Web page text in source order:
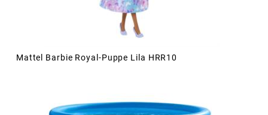
Mattel Barbie Royal-Puppe Lila HRR10